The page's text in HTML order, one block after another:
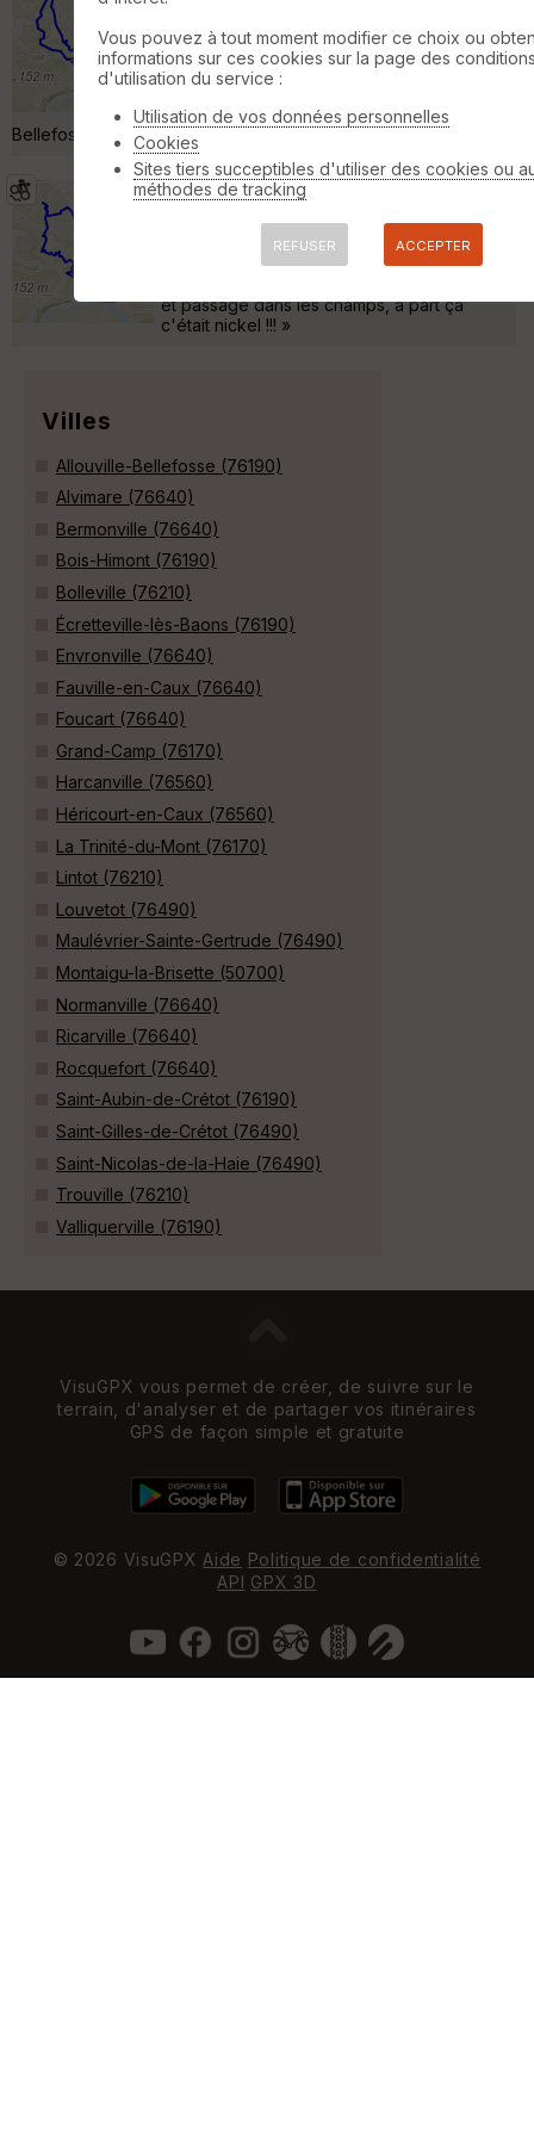
VTT 39 km 730 m
Allouville-Bellefosse Sainte-Gertrude
Maulévrier Sainte Gertrude Allouville-
Bellefosse »
Caudebec - Saint Wandrille
Valliquerville
et passage dans les champs, a part ça
c'était nickel !!! »
Villes
Allouville-Bellefosse (76190)
Alvimare (76640)
Bermonville (76640)
Bois-Himont (76190)
Bolleville (76210)
Écretteville-lès-Baons (76190)
Envronville (76640)
Fauville-en-Caux (76640)
Foucart (76640)
Grand-Camp (76170)
Harcanville (76560)
Héricourt-en-Caux (76560)
La Trinité-du-Mont (76170)
Lintot (76210)
Louvetot (76490)
Maulévrier-Sainte-Gertrude (76490)
Montaigu-la-Brisette (50700)
Normanville (76640)
Ricarville (76640)
Rocquefort (76640)
Saint-Aubin-de-Crétot (76190)
Saint-Gilles-de-Crétot (76490)
Saint-Nicolas-de-la-Haie (76490)
Trouville (76210)
Valliquerville (76190)
VisuGPX vous permet de créer, de suivre sur le
terrain, d'analyser et de partager vos itinéraires
GPS de façon simple et gratuite
© 2026 VisuGPX Aide Politique de confidentialité
API GPX 3D
Vous pouvez à tout moment modifier ce choix ou
informations sur ces cookies sur la page des
d'utilisation du service :
Utilisation de vos données personnelles
Cookies
Sites tiers succeptibles d'utiliser des cookies ou
méthodes de tracking
REFUSER ACCEPTER